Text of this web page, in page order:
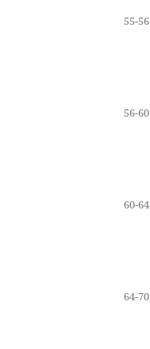
55-56
56-60
60-64
64-70